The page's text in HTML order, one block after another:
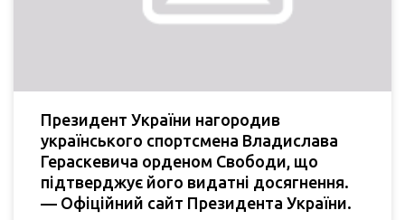
Президент України нагородив
українського спортсмена Владислава
Гераскевича орденом Свободи, що
підтверджує його видатні досягнення.
— Офіційний сайт Президента України.